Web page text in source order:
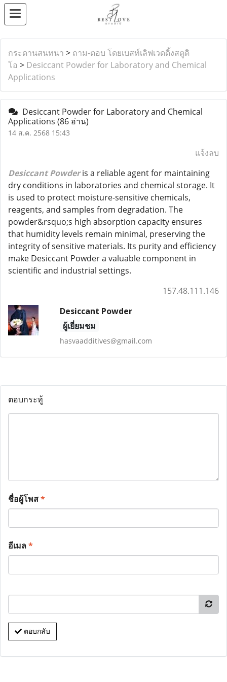
กระดานสนทนา > ถาม-ตอบ โดยเบสท์เลิฟเวดดิ้งสตูดิ
โอ > Desiccant Powder for Laboratory and Chemical
Applications
Desiccant Powder for Laboratory and Chemical
Applications (86 อ่าน)
14 ส.ค. 2568 15:43
แจ้งลบ
Desiccant Powderis a reliable agent for maintaining
dry conditions in laboratories and chemical storage. It
is used to protect moisture-sensitive chemicals,
reagents, and samples from degradation. The
powder&rsquo;s high absorption capacity ensures
that humidity levels remain minimal, preserving the
integrity of sensitive materials. Its purity and efficiency
make Desiccant Powder a valuable component in
scientific and industrial settings.
157.48.111.146
Desiccant Powder
ผู้เยี่ยมชม
hasvaadditives@gmail.com
ตอบกระทู้
ชื่อผู้โพส*
อีเมล*
ตอบกลับ